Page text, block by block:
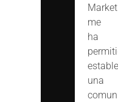
me
ha
una